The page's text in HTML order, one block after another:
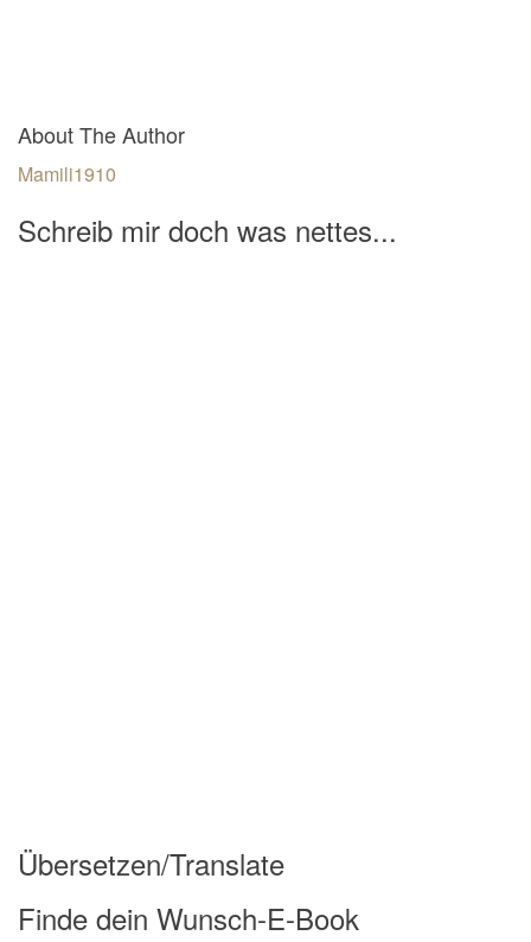
About The Author
Mamili1910
Schreib mir doch was nettes...
Übersetzen/Translate
Finde dein Wunsch-E-Book